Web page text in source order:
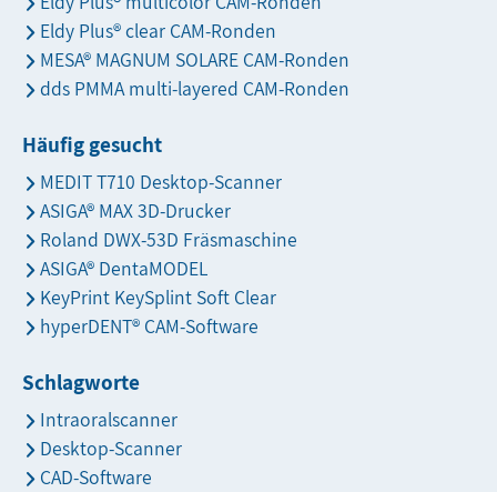
Eldy Plus® clear CAM-Ronden
MESA® MAGNUM SOLARE CAM-Ronden
dds PMMA multi-layered CAM-Ronden
Häufig gesucht
MEDIT T710 Desktop-Scanner
ASIGA® MAX 3D-Drucker
Roland DWX-53D Fräsmaschine
ASIGA® DentaMODEL
KeyPrint KeySplint Soft Clear
hyperDENT® CAM-Software
Schlagworte
Intraoralscanner
Desktop-Scanner
CAD-Software